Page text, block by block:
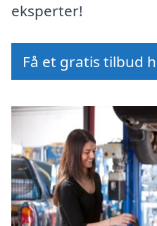
eksperter!
Få et gratis tilbud